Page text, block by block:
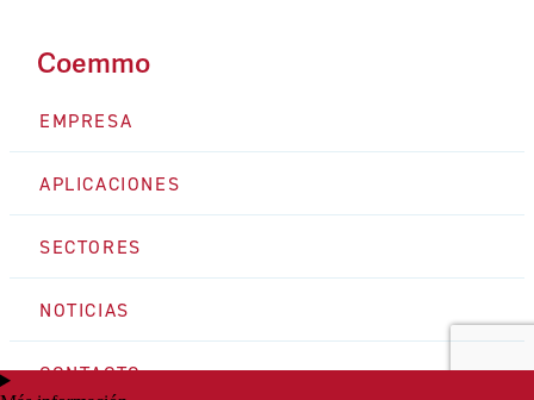
Coemmo
EMPRESA
APLICACIONES
SECTORES
NOTICIAS
CONTACTO